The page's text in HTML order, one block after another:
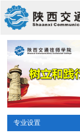
专业设置